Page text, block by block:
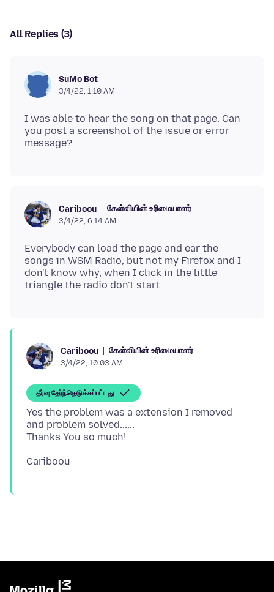
All Replies (3)
SuMo Bot
3/4/22, 1:10 AM
I was able to hear the song on that page. Can
you post a screenshot of the issue or error
Cariboou கேள்வியின் உரிமையாளர்
3/4/22, 6:14 AM
Everybody can load the page and ear the
songs in WSM Radio, but not my Firefox and I
don't know why, when I click in the little
Cariboou கேள்வியின் உரிமையாளர்
3/4/22, 10:03 AM
தீர்வு தேர்ந்தெடுக்கப்பட்டது
Yes the problem was a extension I removed
and problem solved......